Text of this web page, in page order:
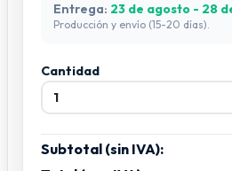
Peso neto
Aplicaciones
Escenarios profesionales /
talleres / teatros.
Entrega: 23 de agosto - 28
Producción y envío (15-20 días).
Cantidad
Subtotal (sin IVA):